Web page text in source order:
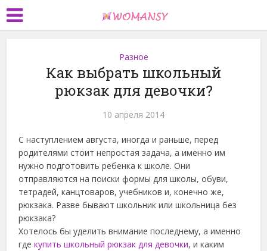
Разное
Как выбрать школьный
рюкзак для девочки?
10 апреля 2014
С наступлением августа, иногда и раньше, перед
родителями стоит непростая задача, а именно им
нужно подготовить ребенка к школе. Они
отправляются на поиски формы для школы, обуви,
тетрадей, канцтоваров, учебников и, конечно же,
рюкзака. Разве бывают школьник или школьница без
рюкзака?
Хотелось бы уделить внимание последнему, а именно
гдекупить школьный рюкзак для девочки, и каким